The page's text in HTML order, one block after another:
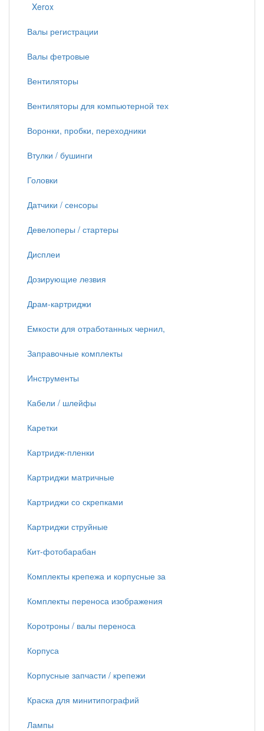
Xerox
Валы регистрации
Валы фетровые
Вентиляторы
Вентиляторы для компьютерной тех
Воронки, пробки, переходники
Втулки / бушинги
Головки
Датчики / сенсоры
Девелоперы / стартеры
Дисплеи
Дозирующие лезвия
Драм-картриджи
Емкости для отработанных чернил,
Заправочные комплекты
Инструменты
Кабели / шлейфы
Каретки
Картридж-пленки
Картриджи матричные
Картриджи со скрепками
Картриджи струйные
Кит-фотобарабан
Комплекты крепежа и корпусные за
Комплекты переноса изображения
Коротроны / валы переноса
Корпуса
Корпусные запчасти / крепежи
Краска для минитипографий
Лампы